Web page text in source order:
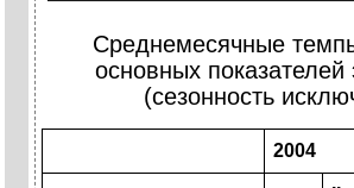
Среднемесячные
основных показателей
(сезонность
2004